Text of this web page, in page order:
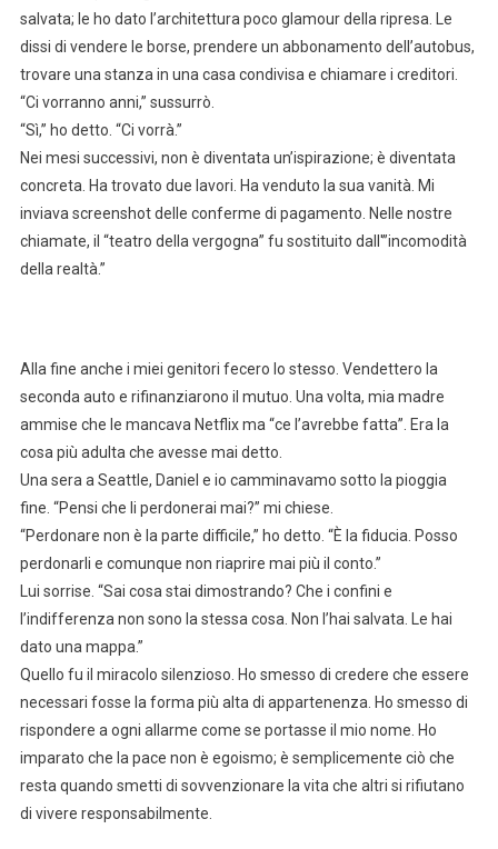
salvata; le ho dato l’architettura poco glamour della ripresa. Le
dissi di vendere le borse, prendere un abbonamento dell’autobus,
trovare una stanza in una casa condivisa e chiamare i creditori.
“Ci vorranno anni,” sussurrò.
“Sì,” ho detto. “Ci vorrà.”
Nei mesi successivi, non è diventata un’ispirazione; è diventata
concreta. Ha trovato due lavori. Ha venduto la sua vanità. Mi
inviava screenshot delle conferme di pagamento. Nelle nostre
chiamate, il “teatro della vergogna” fu sostituito dall'”incomodità
della realtà.”
Alla fine anche i miei genitori fecero lo stesso. Vendettero la
seconda auto e rifinanziarono il mutuo. Una volta, mia madre
ammise che le mancava Netflix ma “ce l’avrebbe fatta”. Era la
cosa più adulta che avesse mai detto.
Una sera a Seattle, Daniel e io camminavamo sotto la pioggia
fine. “Pensi che li perdonerai mai?” mi chiese.
“Perdonare non è la parte difficile,” ho detto. “È la fiducia. Posso
perdonarli e comunque non riaprire mai più il conto.”
Lui sorrise. “Sai cosa stai dimostrando? Che i confini e
l’indifferenza non sono la stessa cosa. Non l’hai salvata. Le hai
dato una mappa.”
Quello fu il miracolo silenzioso. Ho smesso di credere che essere
necessari fosse la forma più alta di appartenenza. Ho smesso di
rispondere a ogni allarme come se portasse il mio nome. Ho
imparato che la pace non è egoismo; è semplicemente ciò che
resta quando smetti di sovvenzionare la vita che altri si rifiutano
di vivere responsabilmente.